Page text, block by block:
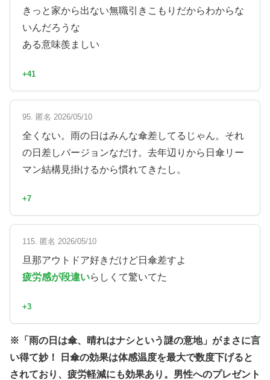
きっと家から出ない無職引きこもりだからわからな
いんだろうな
ある意味羨ましい
+41
95. 匿名 2026/05/10
全くない。雨の日はみんな傘差してるじゃん。それ
の日差しバージョンなだけ。去年辺りから日傘リー
マン結構見掛けるから慣れてきたし。
+7
115. 匿名 2026/05/10
旦那アウトドア好きだけど日傘差すよ
疲労感が段違いらしくて驚いてた
+3
※「雨の日は傘、晴れはナシという謎の意地」がまさに言
い得て妙！ 日傘の効果は体感温度を最大で数度下げると
されており、疲労軽減にも効果あり。男性へのプレゼント